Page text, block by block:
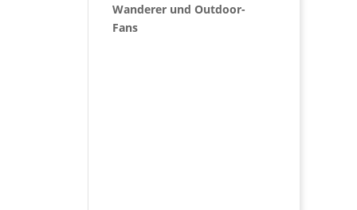
Wanderer und Outdoor-
Fans